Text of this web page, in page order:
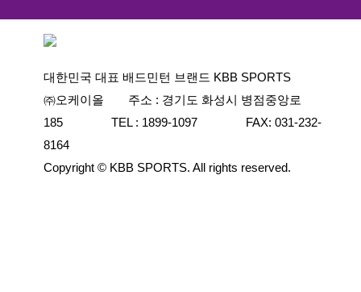
대한민국 대표 배드민턴 브랜드 KBB SPORTS
㈜오케이올 주소 : 경기도 화성시 병점중앙로
185 TEL : 1899-1097 FAX: 031-232-
8164
Copyright © KBB SPORTS. All rights reserved.